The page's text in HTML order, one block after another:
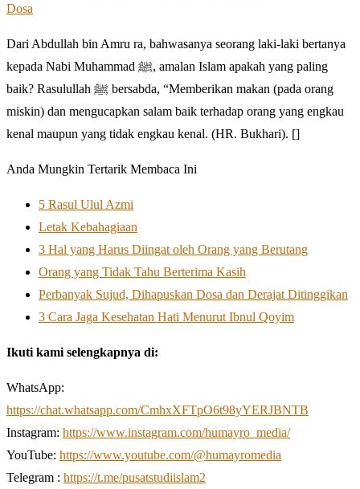
Dosa
Dari Abdullah bin Amru ra, bahwasanya seorang laki-laki bertanya
kepada Nabi Muhammad ﷺ, amalan Islam apakah yang paling
baik? Rasulullah ﷺ bersabda, “Memberikan makan (pada orang
miskin) dan mengucapkan salam baik terhadap orang yang engkau
kenal maupun yang tidak engkau kenal. (HR. Bukhari). []
Anda Mungkin Tertarik Membaca Ini
5 Rasul Ulul Azmi
Letak Kebahagiaan
3 Hal yang Harus Diingat oleh Orang yang Berutang
Orang yang Tidak Tahu Berterima Kasih
Perbanyak Sujud, Dihapuskan Dosa dan Derajat Ditinggikan
3 Cara Jaga Kesehatan Hati Menurut Ibnul Qoyim
Ikuti kami selengkapnya di:
WhatsApp:
https://chat.whatsapp.com/CmhxXFTpO6t98yYERJBNTB
Instagram: https://www.instagram.com/humayro_media/
YouTube: https://www.youtube.com/@humayromedia
Telegram : https://t.me/pusatstudiislam2